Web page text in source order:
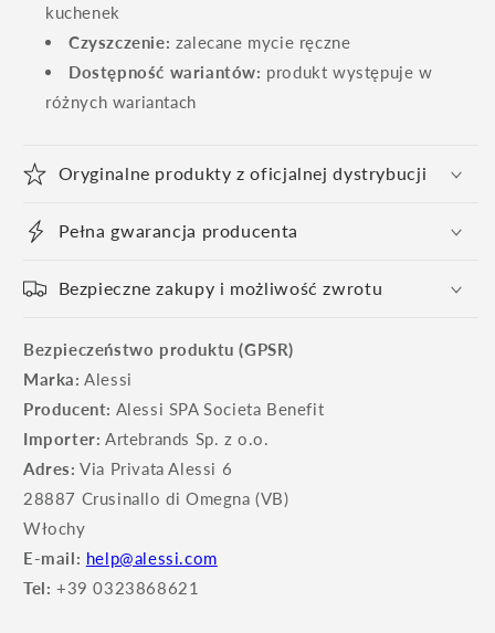
kuchenek
Czyszczenie: zalecane mycie ręczne
Dostępność wariantów: produkt występuje w
różnych wariantach
Oryginalne produkty z oficjalnej dystrybucji
Pełna gwarancja producenta
Bezpieczne zakupy i możliwość zwrotu
Bezpieczeństwo produktu (GPSR)
Marka: Alessi
Producent: Alessi SPA Societa Benefit
Importer: Artebrands Sp. z o.o.
Adres: Via Privata Alessi 6
28887 Crusinallo di Omegna (VB)
Włochy
E-mail: help@alessi.com
Tel: +39 0323868621